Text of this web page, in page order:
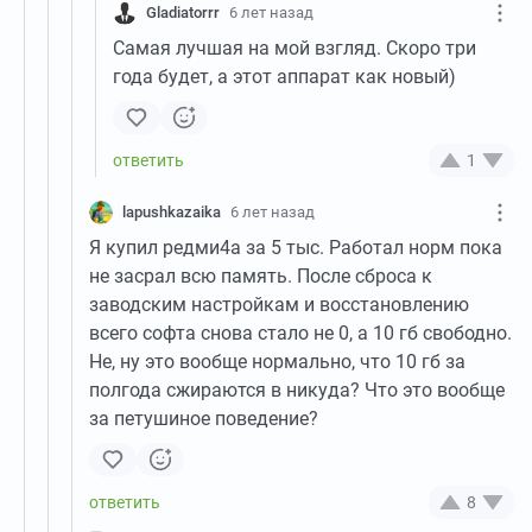
Gladiatorrr 6 лет назад
Самая лучшая на мой взгляд. Скоро три
года будет, а этот аппарат как новый)
1
lapushkazaika 6 лет назад
Я купил редми4а за 5 тыс. Работал норм пока
не засрал всю память. После сброса к
заводским настройкам и восстановлению
всего софта снова стало не 0, а 10 гб свободно.
Не, ну это вообще нормально, что 10 гб за
полгода сжираются в никуда? Что это вообще
за петушиное поведение?
8